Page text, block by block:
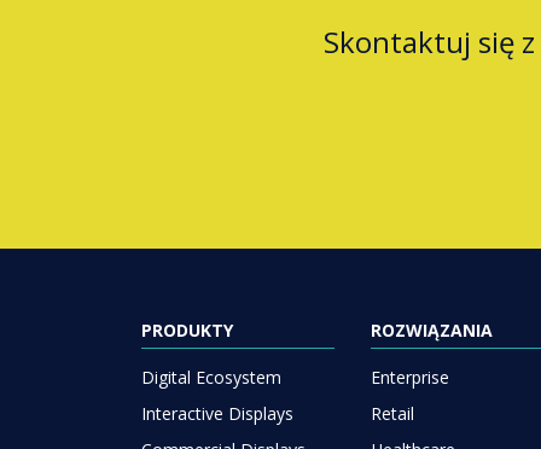
Skontaktuj się
PRODUKTY
Digital Ecosystem
Interactive Displays
ROZWIĄZANIA
Enterprise
Retail